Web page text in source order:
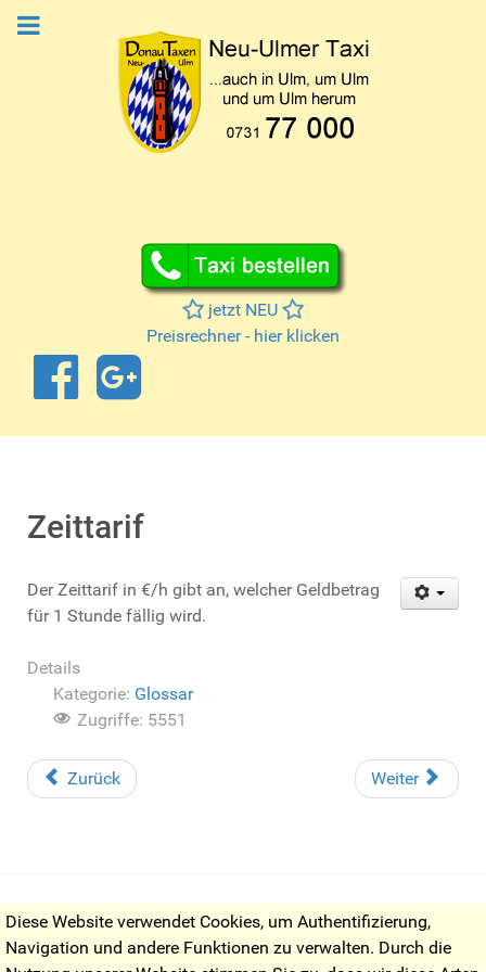
jetzt NEU
Preisrechner - hier klicken
Zeittarif
Der Zeittarif in €/h gibt an, welcher Geldbetrag
für 1 Stunde fällig wird.
Details
Kategorie: Glossar
Zugriffe: 5551
Zurück Weiter
© byNeu-Ulmer Taxi
Diese Website verwendet Cookies, um Authentifizierung,
Navigation und andere Funktionen zu verwalten. Durch die